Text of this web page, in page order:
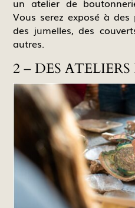
un atelier de
Vous serez exposé à
des jumelles, des
autres.
2 – DES